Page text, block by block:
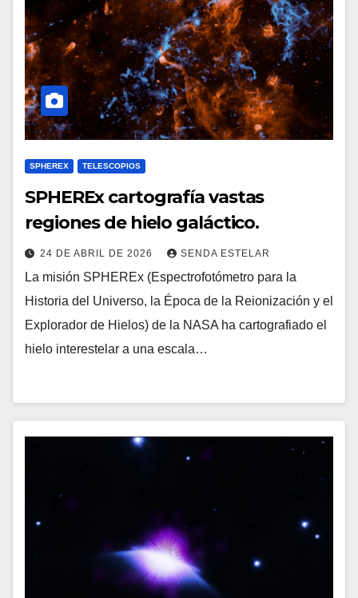
SPHEREX TELESCOPIOS
SPHEREx cartografía vastas
regiones de hielo galáctico.
24 DE ABRIL DE 2026 SENDA ESTELAR
La misión SPHEREx (Espectrofotómetro para la
Historia del Universo, la Época de la Reionización y el
Explorador de Hielos) de la NASA ha cartografiado el
hielo interestelar a una escala…